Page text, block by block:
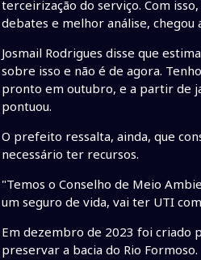
terceirização do serviço. Com
debates e melhor análise, chegou
Josmail Rodrigues disse que
sobre isso e não é de agora.
pronto em outubro, e a partir de
pontuou.
O prefeito ressalta, ainda, que
necessário ter recursos.
"Temos o Conselho de Meio
um seguro de vida, vai ter UTI
Em dezembro de 2023 foi criado
preservar a bacia do Rio Formoso.